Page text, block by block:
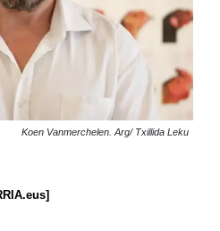
Koen Vanmerchelen. Arg/ Txillida Leku